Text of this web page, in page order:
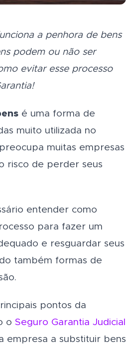
a penhora de bens
podem ou não ser
evitar esse processo
é uma forma de
muito utilizada no
muitas empresas
risco de perder seus
entender como
para fazer um
e resguardar seus
também formas de
pontos da
o Seguro Garantia Judicial
empresa a substituir bens